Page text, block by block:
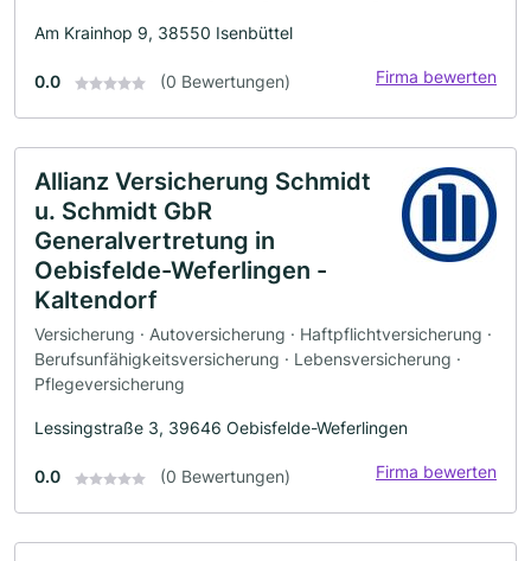
Am Krainhop 9, 38550 Isenbüttel
0.0 (0 Bewertungen) Firma bewerten
Allianz Versicherung Schmidt
u. Schmidt GbR
Generalvertretung in
Oebisfelde-Weferlingen -
Kaltendorf
Versicherung · Autoversicherung · Haftpflichtversicherung ·
Berufsunfähigkeitsversicherung · Lebensversicherung ·
Pflegeversicherung
Lessingstraße 3, 39646 Oebisfelde-Weferlingen
0.0 (0 Bewertungen) Firma bewerten